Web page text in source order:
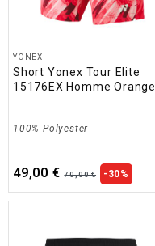
YONEX
Short Yonex Tour Elite
15176EX Homme Orange
100% Polyester
49,00 € 70,00 € -30%